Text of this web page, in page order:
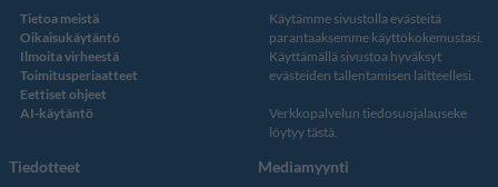
Tietoa meistä
Oikaisukäytäntö
Ilmoita virheestä
Toimitusperiaatteet
Eettiset ohjeet
AI-käytäntö
Käytämme sivustolla evästeitä
parantaaksemme käyttökokemustasi.
Käyttämällä sivustoa hyväksyt
evästeiden tallentamisen laitteellesi.
Verkkopalvelun tiedosuojalauseke
löytyy tästä
Tiedotteet Mediamyynti